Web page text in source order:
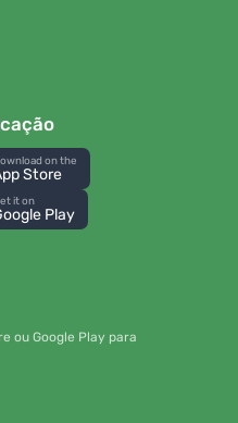
on the
Store
it on
Play
ou Google Play para